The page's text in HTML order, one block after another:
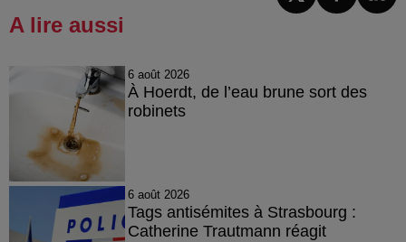
A lire aussi
6 août 2026
À Hoerdt, de l’eau brune sort des
robinets
6 août 2026
Tags antisémites à Strasbourg :
Catherine Trautmann réagit